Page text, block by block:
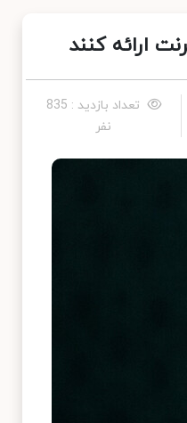
ارائه کنند
تعداد بازدید : 835
نفر